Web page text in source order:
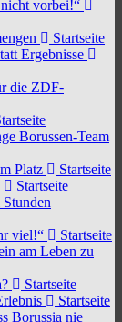
vorbei!“
Startseite
Ergebnisse
die ZDF-
Borussen-Team
Platz
Startseite
Startseite
viel!“
Startseite
am Leben zu
Startseite
Startseite
Borussia nie